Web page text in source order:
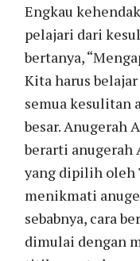
Engkau
pelajari dari
bertanya,
Kita harus
semua kesulitan
besar. Anugerah
berarti anugerah
yang dipilih oleh
menikmati
sebabnya, cara
dimulai dengan